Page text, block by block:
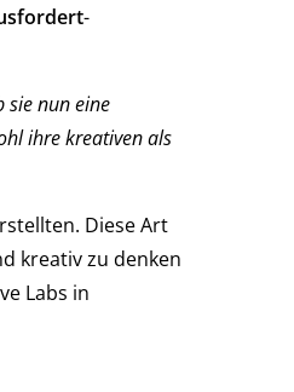
-
sie nun eine
ihre kreativen als
Diese Art
kreativ zu denken
Labs in